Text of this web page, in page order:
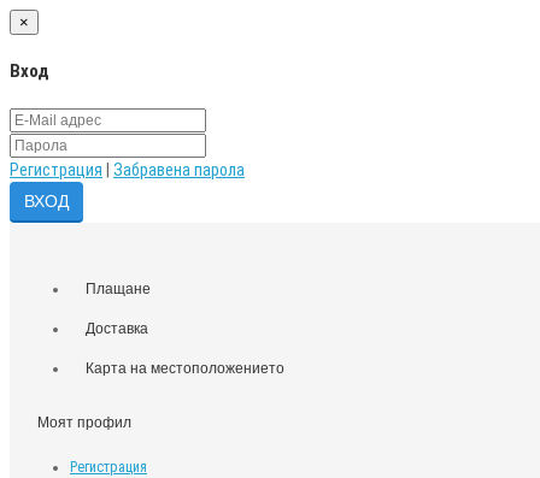
×
Вход
Регистрация Забравена парола
Плащане
Доставка
Карта на местоположението
Моят профил
Регистрация